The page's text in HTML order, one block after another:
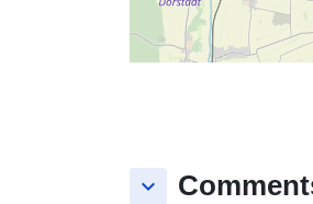
keyboard_arrow_down